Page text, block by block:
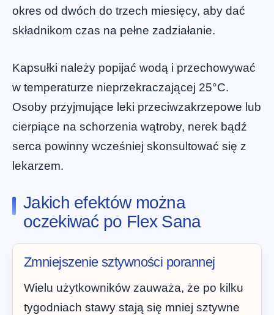
okres od dwóch do trzech miesięcy, aby dać
składnikom czas na pełne zadziałanie.
Kapsułki należy popijać wodą i przechowywać
w temperaturze nieprzekraczającej 25°C.
Osoby przyjmujące leki przeciwzakrzepowe lub
cierpiące na schorzenia wątroby, nerek bądź
serca powinny wcześniej skonsultować się z
lekarzem.
Jakich efektów można
oczekiwać po Flex Sana
Zmniejszenie sztywności porannej
Wielu użytkowników zauważa, że po kilku
tygodniach stawy stają się mniej sztywne